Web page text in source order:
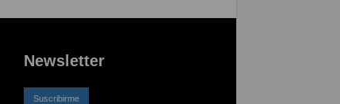
Newsletter
Suscribirme